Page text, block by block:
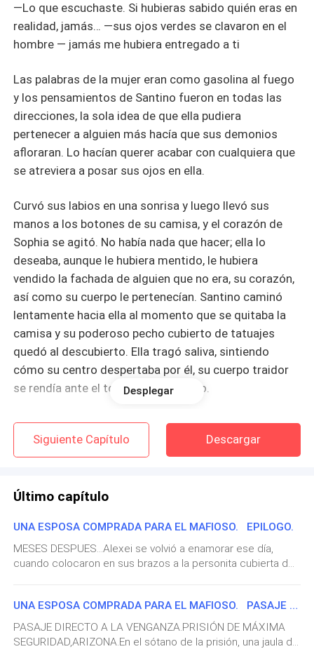
—Lo que escuchaste. Si hubieras sabido quién eras en
realidad, jamás… —sus ojos verdes se clavaron en el
hombre — jamás me hubiera entregado a ti
Las palabras de la mujer eran como gasolina al fuego
y los pensamientos de Santino fueron en todas las
direcciones, la sola idea de que ella pudiera
pertenecer a alguien más hacía que sus demonios
afloraran. Lo hacían querer acabar con cualquiera que
se atreviera a posar sus ojos en ella.
Curvó sus labios en una sonrisa y luego llevó sus
manos a los botones de su camisa, y el corazón de
Sophia se agitó. No había nada que hacer; ella lo
deseaba, aunque le hubiera mentido, le hubiera
vendido la fachada de alguien que no era, su corazón,
así como su cuerpo le pertenecían. Santino caminó
lentamente hacia ella al momento que se quitaba la
camisa y su poderoso pecho cubierto de tatuajes
quedó al descubierto. Ella tragó saliva, sintiendo
cómo su centro despertaba por él, su cuerpo traidor
se rendía ante el toque de su marido.
—¿Qué… qué vas a hacer? —preguntó nerviosa.
Santino se detuvo lo suficientemente cerca como
ásperos acariciaron su mejilla y ella tuvo el instinto de
—Recordarte… —susurró sobre sus labios— recordarte
a quién perteneces…
Desplegar
Siguiente Capítulo Descargar
Último capítulo
UNA ESPOSA COMPRADA PARA EL MAFIOSO. EPILOGO.
MESES DESPUES...Alexei se volvió a enamorar ese día,
cuando colocaron en sus brazos a la personita cubierta de
con los de Tatiana.—Voy a necesitar más armas —dijo en
tono serio.Luego no pudo evitar mirarla con asombro. Era
simplemente perfecta. Su pecho se llenó de amor
instantáneo y supo que esa pequeña niña sería su punto
UNA ESPOSA COMPRADA PARA EL MAFIOSO. PASAJE DIRECTO A LA VENGANZA.
PASAJE DIRECTO A LA VENGANZA.PRISIÓN DE MÁXIMA
SEGURIDAD,ARIZONA.En el sótano de la prisión, una jaula de